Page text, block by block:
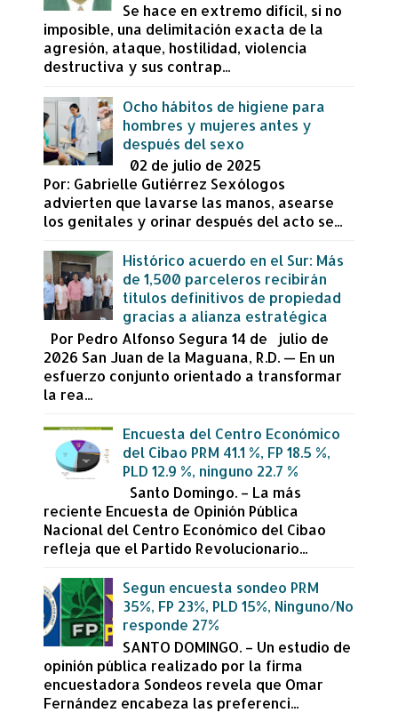
Se hace en extremo difícil, si no
imposible, una delimitación exacta de la
agresión, ataque, hostilidad, violencia
destructiva y sus contrap...
Ocho hábitos de higiene para
hombres y mujeres antes y
después del sexo
02 de julio de 2025
Por: Gabrielle Gutiérrez Sexólogos
advierten que lavarse las manos, asearse
los genitales y orinar después del acto se...
Histórico acuerdo en el Sur: Más
de 1,500 parceleros recibirán
títulos definitivos de propiedad
gracias a alianza estratégica
Por Pedro Alfonso Segura 14 de julio de
2026 San Juan de la Maguana, R.D. — En un
esfuerzo conjunto orientado a transformar
la rea...
Encuesta del Centro Económico
del Cibao PRM 41.1 %, FP 18.5 %,
PLD 12.9 %, ninguno 22.7 %
Santo Domingo. – La más
reciente Encuesta de Opinión Pública
Nacional del Centro Económico del Cibao
refleja que el Partido Revolucionario...
Segun encuesta sondeo PRM
35%, FP 23%, PLD 15%, Ninguno/No
responde 27%
SANTO DOMINGO. – Un estudio de
opinión pública realizado por la firma
encuestadora Sondeos revela que Omar
Fernández encabeza las preferenci...